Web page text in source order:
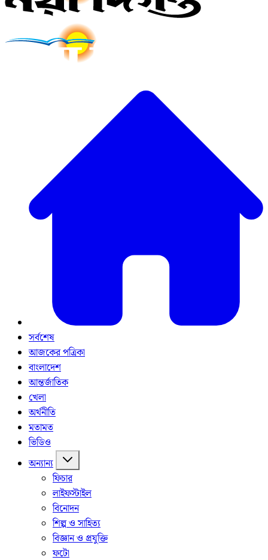
সর্বশেষ
আজকের পত্রিকা
বাংলাদেশ
আন্তর্জাতিক
খেলা
অর্থনীতি
মতামত
ভিডিও
অন্যান্য
ফিচার
লাইফস্টাইল
বিনোদন
শিল্প ও সাহিত্য
বিজ্ঞান ও প্রযুক্তি
ফটো